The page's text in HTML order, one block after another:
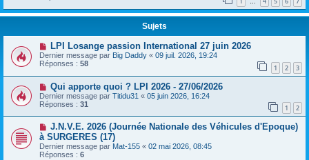
…
Sujets
LPI Losange passion International 27 juin 2026
Dernier message par Big Daddy « 09 juil. 2026, 19:24
Réponses : 58 1 2 3
Qui apporte quoi ? LPI 2026 - 27/06/2026
Dernier message par Titidu31 « 05 juin 2026, 16:24
Réponses : 31 1 2
J.N.V.E. 2026 (Journée Nationale des Véhicules d'Epoque)
à SURGERES (17)
Dernier message par Mat-155 « 02 mai 2026, 08:45
Réponses : 6